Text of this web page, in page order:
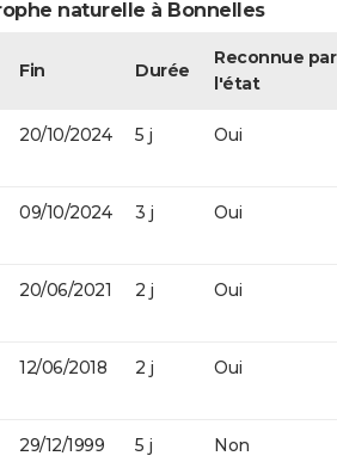
naturelle à Bonnelles
Fin Durée
Reconnue par
l'état
20/10/2024 5 j Oui
09/10/2024 3 j Oui
20/06/2021 2 j Oui
12/06/2018 2 j Oui
29/12/1999 5 j Non